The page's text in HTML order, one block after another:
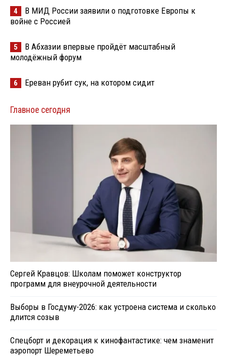
4
В МИД России заявили о подготовке Европы к
войне с Россией
5
В Абхазии впервые пройдёт масштабный
молодёжный форум
6 Ереван рубит сук, на котором сидит
Главное сегодня
Сергей Кравцов: Школам поможет конструктор
программ для внеурочной деятельности
Выборы в Госдуму-2026: как устроена система и сколько
длится созыв
Спецборт и декорация к кинофантастике: чем знаменит
аэропорт Шереметьево